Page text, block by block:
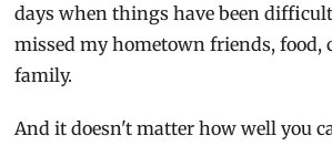
days when things have been
missed my hometown friends, food,
family.
And it doesn't matter how well you